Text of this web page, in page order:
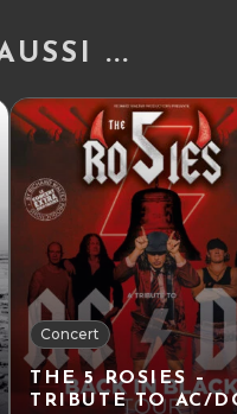
...
Concert
THE 5 ROSIES –
TRIBUTE TO AC/